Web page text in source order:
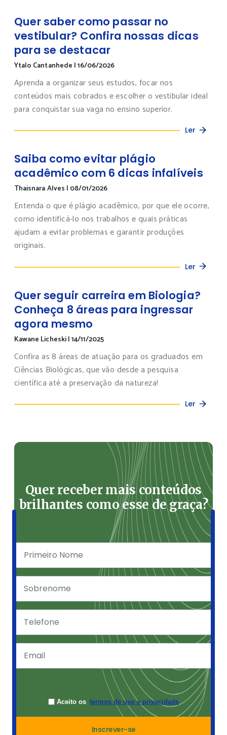
Quer saber como passar no
vestibular? Confira nossas dicas
para se destacar
Ytalo Cantanhede |16/06/2026
Aprenda a organizar seus estudos, focar nos
conteúdos mais cobrados e escolher o vestibular ideal
para conquistar sua vaga no ensino superior.
Ler
Saiba como evitar plágio
acadêmico com 6 dicas infalíveis
Thaisnara Alves | 08/01/2026
Entenda o que é plágio acadêmico, por que ele ocorre,
como identificá-lo nos trabalhos e quais práticas
ajudam a evitar problemas e garantir produções
originais.
Ler
Quer seguir carreira em Biologia?
Conheça 8 áreas para ingressar
agora mesmo
Kawane Licheski|14/11/2025
Confira as 8 áreas de atuação para os graduados em
Ciências Biológicas, que vão desde a pesquisa
científica até a preservação da natureza!
Ler
Quer receber mais conteúdos
brilhantes como esse de graça?
Aceito os termos de uso e privacidade
Inscrever-se